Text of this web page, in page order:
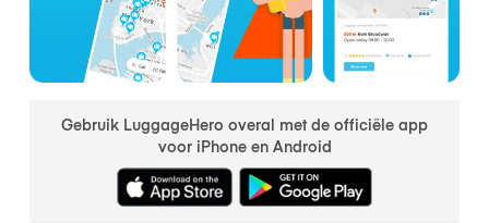
Gebruik LuggageHero overal met de officiële app
voor iPhone en Android